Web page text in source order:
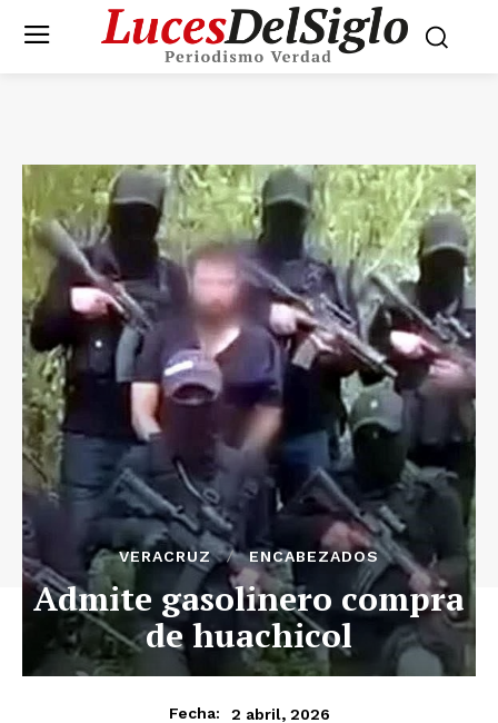
VERACRUZ ENCABEZADOS
Admite gasolinero compra
de huachicol
Fecha: 2 abril, 2026